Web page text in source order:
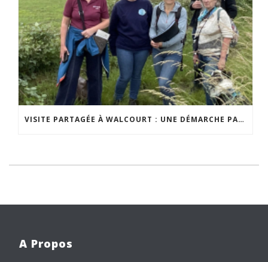
VISITE PARTAGÉE À WALCOURT : UNE DÉMARCHE PARTICIPATIVE ANIMÉE PAR ESPACE ENVIRONNEMENT
A Propos